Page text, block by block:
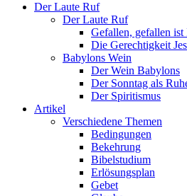
Der Laute Ruf
Der Laute Ruf
Gefallen, gefallen ist
Die Gerechtigkeit
Babylons Wein
Der Wein Babylons
Der Sonntag als
Der Spiritismus
Artikel
Verschiedene Themen
Bedingungen
Bekehrung
Bibelstudium
Erlösungsplan
Gebet